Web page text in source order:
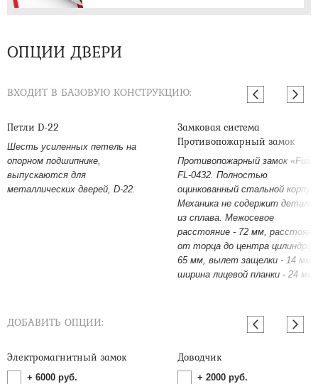
ОПЦИИ ДВЕРИ
ВХОДИТ В БАЗОВУЮ КОНСТРУКЦИЮ:
Петли D-22
Шесть усиленных петель на
опорном подшипнике,
выпускаются для
металлических дверей, D-22.
Замковая система
Противопожарный замок
Противопожарный замок
FL-0432. Полностью
оцинкованный стальной корпус.
Механика не содержит деталей
из сплава. Межосевое
расстояние - 72 мм,
от торца до центра цилиндра -
65 мм, вылет защелки - 14 мм,
ширина лицевой планки - 24 мм.
ДОБАВИТЬ ОПЦИИ:
Электромагнитный замок
+ 6000 руб.
Доводчик
+ 2000 руб.